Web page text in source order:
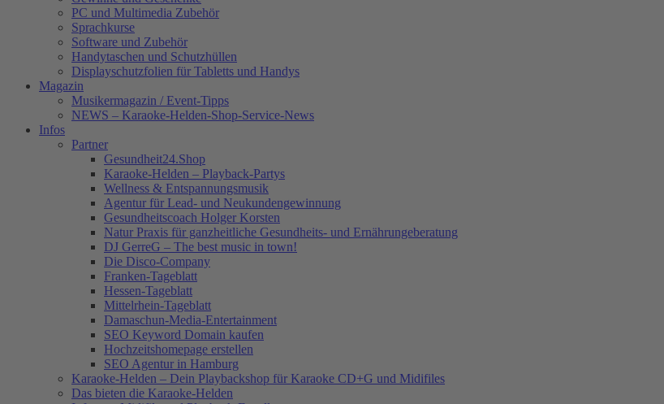
PC und Multimedia Zubehör
Sprachkurse
Software und Zubehör
Handytaschen und Schutzhüllen
Displayschutzfolien für Tabletts und Handys
Magazin
Musikermagazin / Event-Tipps
NEWS – Karaoke-Helden-Shop-Service-News
Infos
Partner
Gesundheit24.Shop
Karaoke-Helden – Playback-Partys
Wellness & Entspannungsmusik
Agentur für Lead- und Neukundengewinnung
Gesundheitscoach Holger Korsten
Natur Praxis für ganzheitliche Gesundheits- und Ernährungeberatung
DJ GerreG – The best music in town!
Die Disco-Company
Franken-Tageblatt
Hessen-Tageblatt
Mittelrhein-Tageblatt
Damaschun-Media-Entertainment
SEO Keyword Domain kaufen
Hochzeitshomepage erstellen
SEO Agentur in Hamburg
Karaoke-Helden – Dein Playbackshop für Karaoke CD+G und Midifiles
Das bieten die Karaoke-Helden